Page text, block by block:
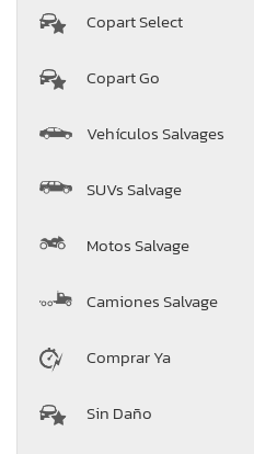
Copart Select
Copart Go
Vehículos Salvages
SUVs Salvage
Motos Salvage
Camiones Salvage
Comprar Ya
Sin Daño